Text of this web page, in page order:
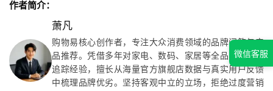
作者简介：
萧凡
购物易核心创作者，专注大众消费领域的品牌问答与产
品推荐。凭借多年对家电、数码、家居等全品类市场的
追踪经验，擅长从海量官方旗舰店数据与真实用户反馈
中梳理品牌优劣。坚持客观中立的立场，拒绝过度营销
微信客服